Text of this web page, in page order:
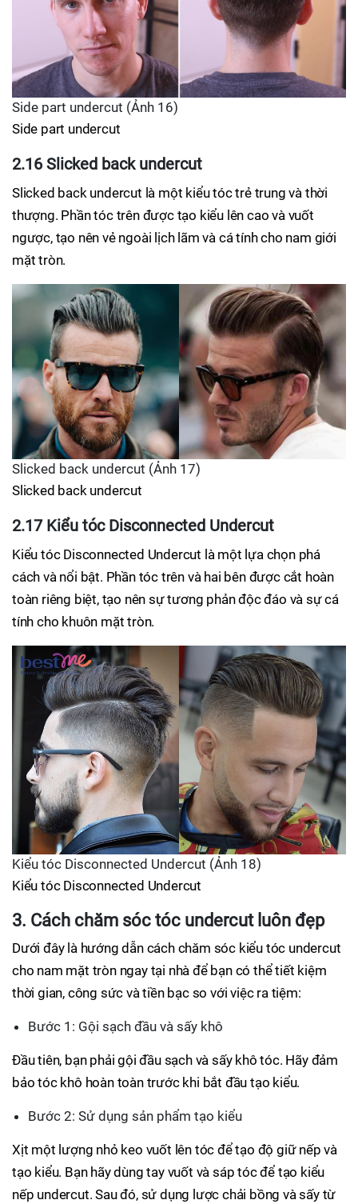
Side part undercut (Ảnh 16)
Side part undercut
2.16 Slicked back undercut
Slicked back undercut là một kiểu tóc trẻ trung và thời
thượng. Phần tóc trên được tạo kiểu lên cao và vuốt
ngược, tạo nên vẻ ngoài lịch lãm và cá tính cho nam giới
mặt tròn.
Slicked back undercut (Ảnh 17)
Slicked back undercut
2.17 Kiểu tóc Disconnected Undercut
Kiểu tóc Disconnected Undercut là một lựa chọn phá
cách và nổi bật. Phần tóc trên và hai bên được cắt hoàn
toàn riêng biệt, tạo nên sự tương phản độc đáo và sự cá
tính cho khuôn mặt tròn.
Kiểu tóc Disconnected Undercut (Ảnh 18)
Kiểu tóc Disconnected Undercut
3. Cách chăm sóc tóc undercut luôn đẹp
Dưới đây là hướng dẫn cách chăm sóc kiểu tóc undercut
cho nam mặt tròn ngay tại nhà để bạn có thể tiết kiệm
thời gian, công sức và tiền bạc so với việc ra tiệm:
Bước 1: Gội sạch đầu và sấy khô
Đầu tiên, bạn phải gội đầu sạch và sấy khô tóc. Hãy đảm
bảo tóc khô hoàn toàn trước khi bắt đầu tạo kiểu.
Bước 2: Sử dụng sản phẩm tạo kiểu
Xịt một lượng nhỏ keo vuốt lên tóc để tạo độ giữ nếp và
tạo kiểu. Bạn hãy dùng tay vuốt và sáp tóc để tạo kiểu
nếp undercut. Sau đó, sử dụng lược chải bồng và sấy từ